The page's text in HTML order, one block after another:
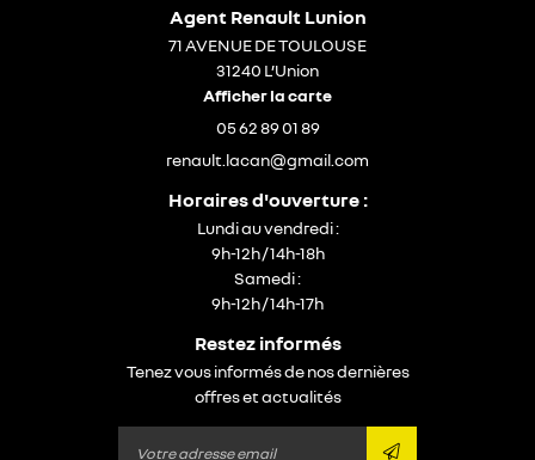
à l'adresse email indiqué ci-dessus. Vous pouvez vous désinscrire à tout moment
le formulaire de désinscription.
inscription
Agent Renault Lunion
71 AVENUE DE TOULOUSE
31240 L’Union
Afficher la carte
05 62 89 01 89
Horaires d'ouverture :
Lundi au vendredi :
9h-12h / 14h-18h
Samedi :
9h-12h / 14h-17h
Restez informés
Tenez vous informés de nos dernières
offres et actualités